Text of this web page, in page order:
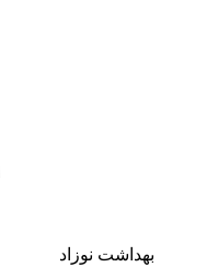
بهداشت نوزاد